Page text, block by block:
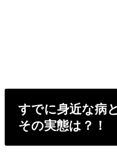
すでに身近な病
その実態は？！